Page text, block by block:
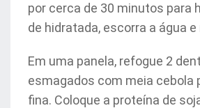
por cerca de 30 minutos para
de hidratada, escorra a água e
Em uma panela, refogue 2
esmagados com meia cebola
fina. Coloque a proteína de